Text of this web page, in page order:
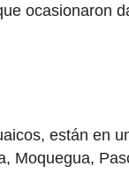
ocasionaron
están en
Moquegua,